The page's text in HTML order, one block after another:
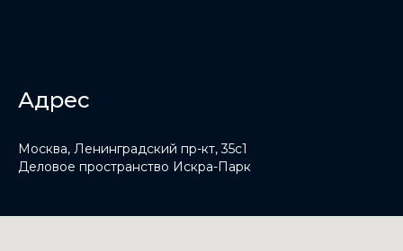
Адрес
Москва, Ленинградский пр-кт, 35с1
Деловое пространство Искра-Парк